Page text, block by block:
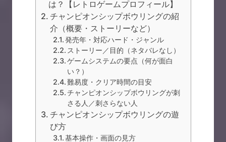
は？【レトロゲームプロフィール】
チャンピオンシップボウリングの紹
介（概要・ストーリーなど）
発売年・対応ハード・ジャンル
ストーリー／目的（ネタバレなし）
ゲームシステムの要点（何が面白
い？）
難易度・クリア時間の目安
チャンピオンシップボウリングが刺
さる人／刺さらない人
チャンピオンシップボウリングの遊
び方
基本操作・画面の見方